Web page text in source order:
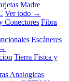
Madre
Ver todo →
Conectores Fibra
Escáneres
Tierra Fisica y
Analogicas